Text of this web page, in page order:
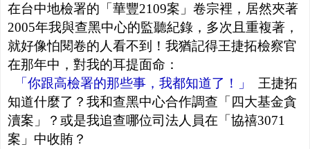
在台中地檢署的「華豐2109案」卷宗裡，居然夾著
2005年我與查黑中心的監聽紀錄，多次且重複著，
就好像怕閱卷的人看不到！我猶記得王捷拓檢察官
在那年中，對我的耳提面命：
「你跟高檢署的那些事，我都知道了！」
王捷拓
知道什麼了？我和查黑中心合作調查「四大基金貪
瀆案」？或是我追查哪位司法人員在「協禧3071
案」中收賄？